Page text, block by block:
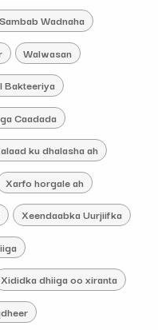
Wadnaha
Walwasan
Bakteeriya
Caadada
ku dhalasha ah
Xarfo horgale ah
Xeendaabka Uurjiifka
Xididka dhiiga oo xiranta